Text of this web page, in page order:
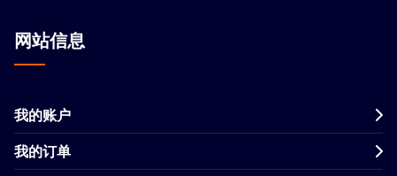
网站信息
我的账户
我的订单